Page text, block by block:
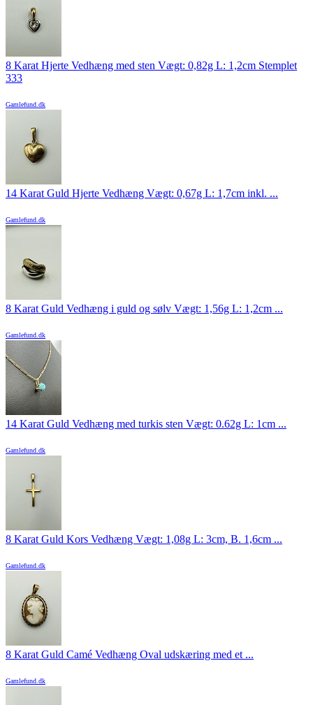
8 Karat Hjerte Vedhæng med sten Vægt: 0,82g L: 1,2cm Stemplet
333
Gamlefund.dk
14 Karat Guld Hjerte Vedhæng Vægt: 0,67g L: 1,7cm inkl. ...
Gamlefund.dk
8 Karat Guld Vedhæng i guld og sølv Vægt: 1,56g L: 1,2cm ...
Gamlefund.dk
14 Karat Guld Vedhæng med turkis sten Vægt: 0.62g L: 1cm ...
Gamlefund.dk
8 Karat Guld Kors Vedhæng Vægt: 1,08g L: 3cm, B. 1,6cm ...
Gamlefund.dk
8 Karat Guld Camé Vedhæng Oval udskæring med et ...
Gamlefund.dk